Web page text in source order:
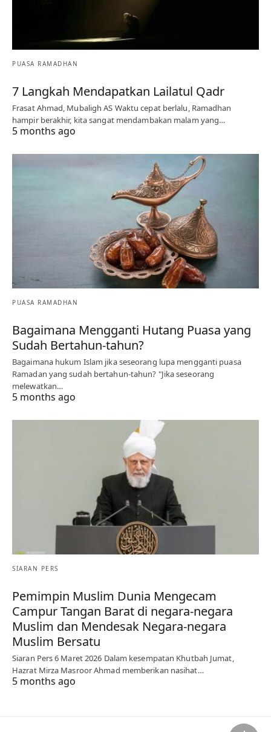
PUASA RAMADHAN
7 Langkah Mendapatkan Lailatul Qadr
Frasat Ahmad, Mubaligh AS Waktu cepat berlalu, Ramadhan
hampir berakhir, kita sangat mendambakan malam yang…
5 months ago
PUASA RAMADHAN
Bagaimana Mengganti Hutang Puasa yang
Sudah Bertahun-tahun?
Bagaimana hukum Islam jika seseorang lupa mengganti puasa
Ramadan yang sudah bertahun-tahun? "Jika seseorang
melewatkan…
5 months ago
SIARAN PERS
Pemimpin Muslim Dunia Mengecam
Campur Tangan Barat di negara-negara
Muslim dan Mendesak Negara-negara
Muslim Bersatu
Siaran Pers 6 Maret 2026 Dalam kesempatan Khutbah Jumat,
Hazrat Mirza Masroor Ahmad memberikan nasihat…
5 months ago